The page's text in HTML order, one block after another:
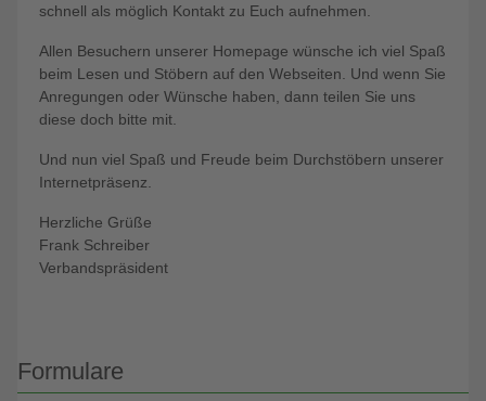
schnell als möglich Kontakt zu Euch aufnehmen.
Allen Besuchern unserer Homepage wünsche ich viel Spaß
beim Lesen und Stöbern auf den Webseiten. Und wenn Sie
Anregungen oder Wünsche haben, dann teilen Sie uns
diese doch bitte mit.
Und nun viel Spaß und Freude beim Durchstöbern unserer
Internetpräsenz.
Herzliche Grüße
Frank Schreiber
Verbandspräsident
Formulare